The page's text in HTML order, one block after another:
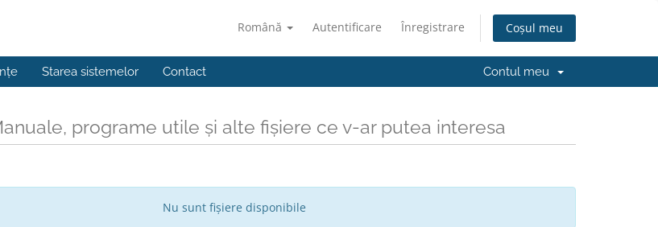
Română Autentificare Înregistrare Coșul meu
Starea sistemelor Contact Contul meu
programe utile și alte fișiere ce v-ar putea interesa
Nu sunt fișiere disponibile